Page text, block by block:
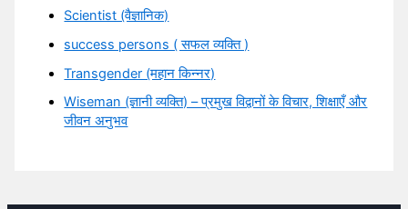
Scientist (वैज्ञानिक)
success persons ( सफल व्यक्ति )
Transgender (महान किन्नर)
Wiseman (ज्ञानी व्यक्ति) – प्रमुख विद्वानों के विचार, शिक्षाएँ और
जीवन अनुभव